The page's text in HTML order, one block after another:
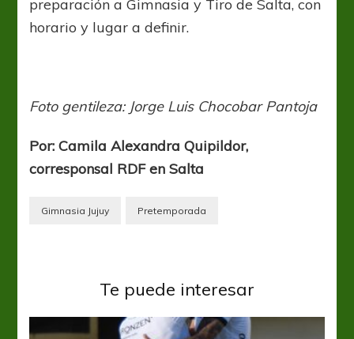
preparación a Gimnasia y Tiro de Salta, con
horario y lugar a definir.
Foto gentileza: Jorge Luis Chocobar Pantoja
Por: Camila Alexandra Quipildor,
corresponsal RDF en Salta
Gimnasia Jujuy Pretemporada
Te puede interesar